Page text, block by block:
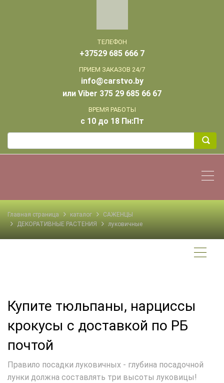
ТЕЛЕФОН
+37529 685 666 7
ПРИЕМ ЗАКАЗОВ 24/7
info@carstvo.by
или Viber 375 29 685 66 67
ВРЕМЯ РАБОТЫ
с 10 до 18 Пн:Пт
Главная страница каталог
САЖЕНЦЫ
ДЕКОРАТИВНЫЕ РАСТЕНИЯ
луковичные
Купите тюльпаны, нарциссы
крокусы с доставкой по РБ
почтой
Правило посадки луковичных - глубина посадочной
лунки должна составлять три высоты луковицы!